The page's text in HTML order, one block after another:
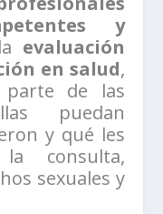
y
evaluación
en salud,
de las
puedan
y qué les
consulta,
sexuales y